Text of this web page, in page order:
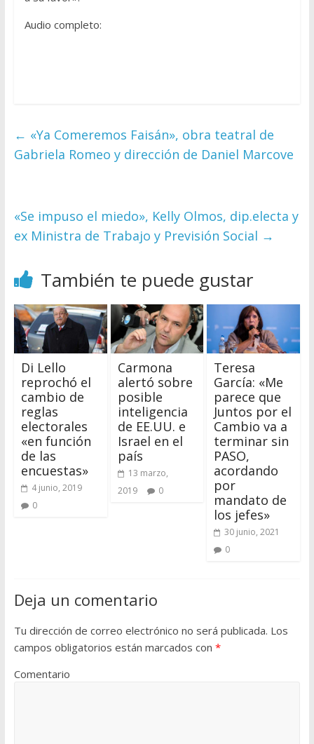
Audio completo:
← «Ya Comeremos Faisán», obra teatral de
Gabriela Romeo y dirección de Daniel Marcove
«Se impuso el miedo», Kelly Olmos, dip.electa y
ex Ministra de Trabajo y Previsión Social →
También te puede gustar
Di Lello
reprochó el
cambio de
reglas
electorales
«en función
de las
encuestas»
4 junio, 2019
0
Carmona
alertó sobre
posible
inteligencia
de EE.UU. e
Israel en el
país
13 marzo,
2019
0
Teresa
García: «Me
parece que
Juntos por el
Cambio va a
terminar sin
PASO,
acordando
por
mandato de
los jefes»
30 junio, 2021
0
Deja un comentario
Tu dirección de correo electrónico no será publicada. Los
campos obligatorios están marcados con *
Comentario